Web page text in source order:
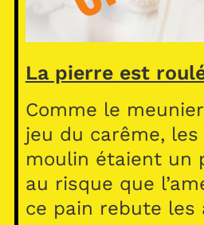
La pierre est
Comme le
jeu du carême,
moulin étaient un
au risque que
ce pain rebute les